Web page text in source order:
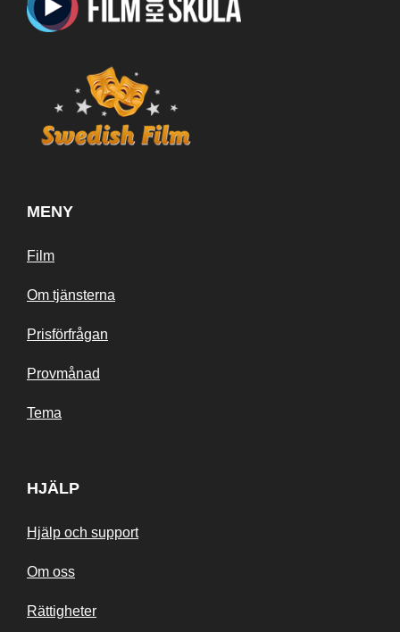
MENY
Film
Om tjänsterna
Prisförfrågan
Provmånad
Tema
HJÄLP
Hjälp och support
Om oss
Rättigheter